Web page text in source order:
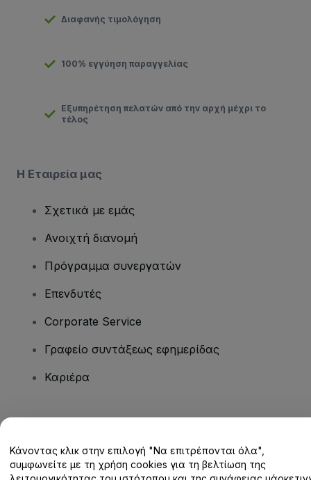
Διαφανής τιμολόγηση
100% εγγύηση παραγγελίας
Εξυπηρέτηση πελατών από την αρχή μέχρι το
τέλος
Η Εταιρεία μας
Σχετικά με εμάς
Ανοιχτή διανομή
Πρόγραμμα συνεργατών
Επενδυτές
Corporate Service
Γραφείο συντάξεως εφημερίδας
Καριέρα
Κέντρο βοήθειας / Επικοινωνήστε μαζί μας
Κάνοντας κλικ στην επιλογή "Να επιτρέπονται όλα",
συμφωνείτε με τη χρήση cookies για τη βελτίωση της